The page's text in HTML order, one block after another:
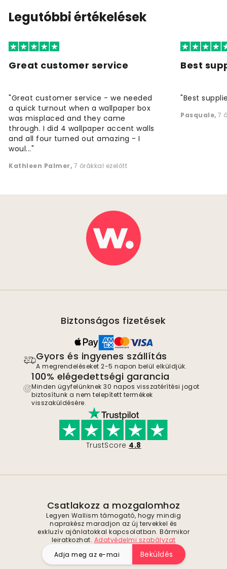
Legutóbbi értékelések
Great customer service
"Great customer service - we needed
a quick turnout when a wallpaper box
was misplaced and they came
through. I did 4 wallpaper accent walls
and all four turned out amazing - I
woul..."
Kathleen Palmer, 7 órákkal ezelőtt
Best
"Best
Pasquale, 7
Biztonságos fizetések
Gyors és ingyenes szállítás
A megrendeléseket 2-5 napon belül elküldjük.
100% elégedettségi garancia
Minden ügyfelünknek 30 napos visszatérítési jogot
biztosítunk a nem telepített termékek
visszaküldésére.
TrustScore 4.8
Csatlakozz a mozgalomhoz
Legyen Wallism támogató, hogy mindig
naprakész maradjon az új tervekkel és
exkluzív ajánlatokkal kapcsolatban. Bármikor
leiratkozhat. Adatvédelmi szabályzat
Beküldés